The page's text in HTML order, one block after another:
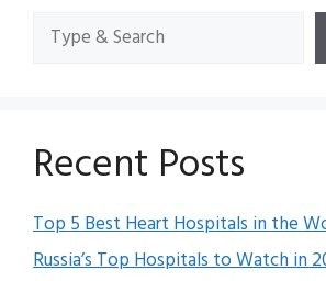
Search
Recent Posts
Top 5 Best Heart Hospitals in the
Russia’s Top Hospitals to Watch in